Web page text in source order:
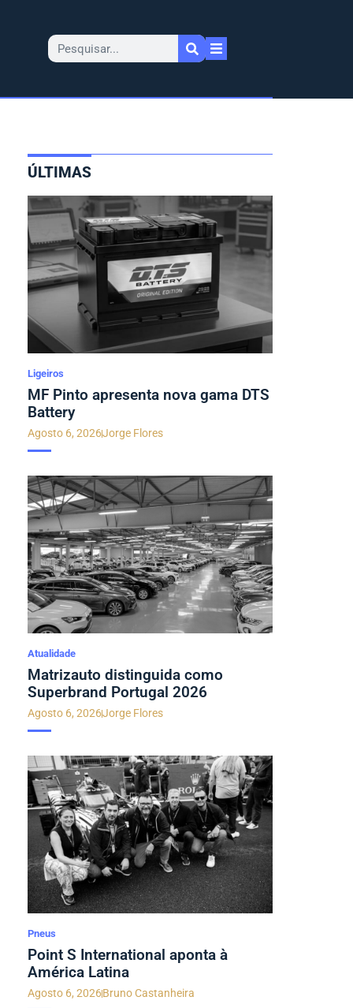
ÚLTIMAS
Ligeiros
MF Pinto apresenta nova gama DTS
Battery
Agosto 6, 2026Jorge Flores
Atualidade
Matrizauto distinguida como
Superbrand Portugal 2026
Agosto 6, 2026Jorge Flores
Pneus
Point S International aponta à
América Latina
Agosto 6, 2026Bruno Castanheira